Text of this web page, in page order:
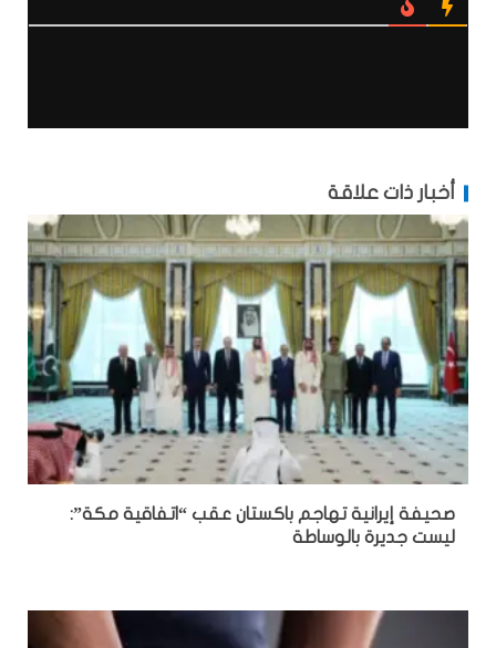
أخبار ذات علاقة
صحيفة إيرانية تهاجم باكستان عقب “اتفاقية مكة”:
ليست جديرة بالوساطة